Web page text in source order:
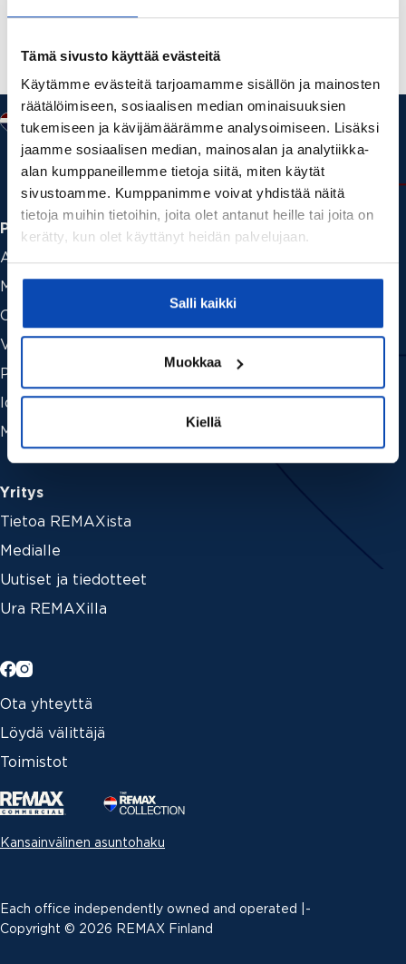
Tämä sivusto käyttää evästeitä
Käytämme evästeitä tarjoamamme sisällön ja mainosten
räätälöimiseen, sosiaalisen median ominaisuuksien
tukemiseen ja kävijämäärämme analysoimiseen. Lisäksi
jaamme sosiaalisen median, mainosalan ja analytiikka-
alan kumppaneillemme tietoja siitä, miten käytät
sivustoamme. Kumppanimme voivat yhdistää näitä
tietoja muihin tietoihin, joita olet antanut heille tai joita on
kerätty, kun olet käyttänyt heidän palvelujaan.
Salli kaikki
Muokkaa
Kiellä
Palvelut
Asuntohaku
Myymässä
Ostamassa
Vuokraamassa
Palveluhinnasto
Ideat ja vinkit
Myytävät liiketilat ja liiketoiminnot
Yritys
Tietoa REMAXista
Medialle
Uutiset ja tiedotteet
Ura REMAXilla
Ota yhteyttä
Löydä välittäjä
Toimistot
Kansainvälinen asuntohaku
Each office independently owned and operated |­
Copyright © 2026 REMAX Finland